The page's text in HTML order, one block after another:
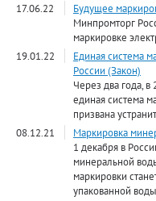
17.06.22
Будущее
Минпромторг
маркировке
19.01.22
Единая система
России (Закон)
Через два года, в
единая система
призвана
08.12.21
Маркировка
1 декабря в
минеральной
маркировки
упакованной